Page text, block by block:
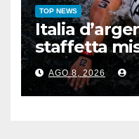
TOP NEWS
Italia
staffetta
nuoto di
AGO 8, 2026